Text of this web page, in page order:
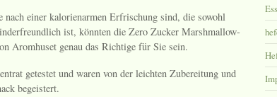
nach einer kalorienarmen Erfrischung sind, die sowohl
ist, könnten die Zero Zucker Marshmallow-
Aromhuset genau das Richtige für Sie sein.
getestet und waren von der leichten Zubereitung und
begeistert.